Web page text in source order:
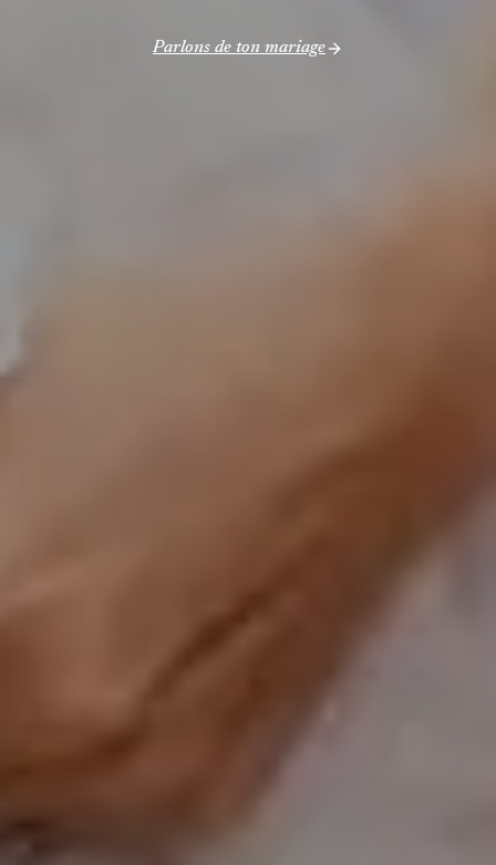
Parlons de ton mariage